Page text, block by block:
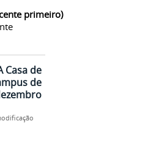
primeiro)
Casa de
de